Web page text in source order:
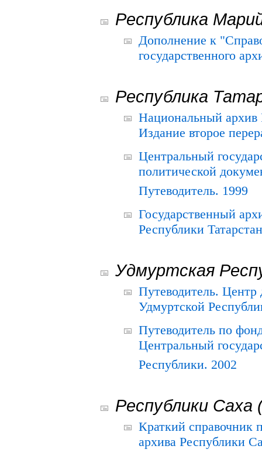
Республика
Дополнение к
государственного
Республика
Национальный архив
Издание второе
Центральный
политической
Путеводитель. 1999
Государственный
Республики
Удмуртская
Путеводитель.
Удмуртской
Путеводитель по
Центральный
Республики. 2002
Республики Саха
Краткий справочник
архива Республики